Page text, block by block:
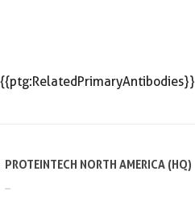
{{ptg:RelatedPrimaryAntibodies}}
PROTEINTECH NORTH AMERICA (HQ)